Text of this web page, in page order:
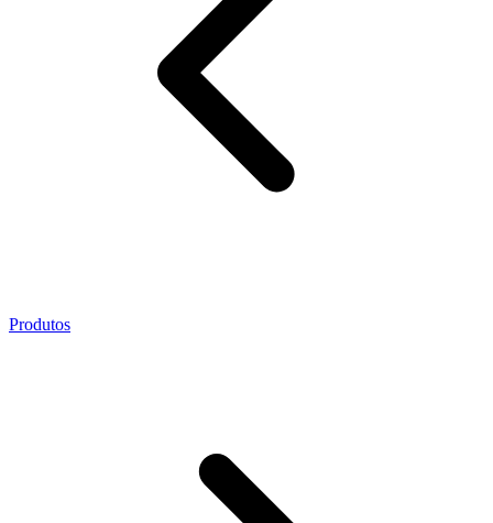
Produtos